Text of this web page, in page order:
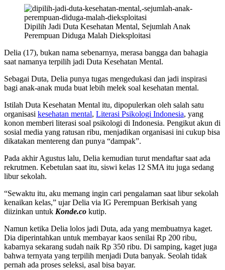
Dipilih Jadi Duta Kesehatan Mental, Sejumlah Anak
Perempuan Diduga Malah Dieksploitasi
Delia (17), bukan nama sebenarnya, merasa bangga dan bahagia
saat namanya terpilih jadi Duta Kesehatan Mental.
Sebagai Duta, Delia punya tugas mengedukasi dan jadi inspirasi
bagi anak-anak muda buat lebih melek soal kesehatan mental.
Istilah Duta Kesehatan Mental itu, dipopulerkan oleh salah satu
organisasi kesehatan mental, Literasi Psikologi Indonesia, yang
konon memberi literasi soal psikologi di Indonesia. Pengikut akun di
sosial media yang ratusan ribu, menjadikan organisasi ini cukup bisa
dikatakan mentereng dan punya “dampak”.
Pada akhir Agustus lalu, Delia kemudian turut mendaftar saat ada
rekrutmen. Kebetulan saat itu, siswi kelas 12 SMA itu juga sedang
libur sekolah.
“Sewaktu itu, aku memang ingin cari pengalaman saat libur sekolah
kenaikan kelas,” ujar Delia via IG Perempuan Berkisah yang
diizinkan untuk Konde.co kutip.
Namun ketika Delia lolos jadi Duta, ada yang membuatnya kaget.
Dia diperintahkan untuk membayar kaos senilai Rp 200 ribu,
kabarnya sekarang sudah naik Rp 350 ribu. Di samping, kaget juga
bahwa ternyata yang terpilih menjadi Duta banyak. Seolah tidak
pernah ada proses seleksi, asal bisa bayar.